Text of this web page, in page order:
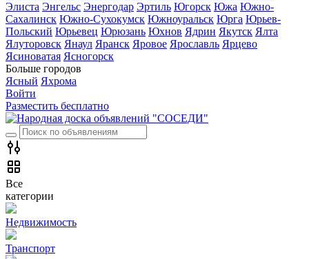
Элиста Энгельс Энергодар Эртиль Югорск Южа Южно-
Сахалинск Южно-Сухокумск Южноуральск Юрга Юрьев-
Польский Юрьевец Юрюзань Юхнов Ядрин Якутск Ялта
Ялуторовск Янаул Яранск Яровое Ярославль Ярцево
Ясиноватая Ясногорск
Больше городов
Ясный Яхрома
Войти
Разместить бесплатно
Все
категории
Недвижимость
Транспорт